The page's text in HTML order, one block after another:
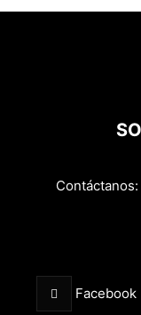
Contáctanos:
Facebook